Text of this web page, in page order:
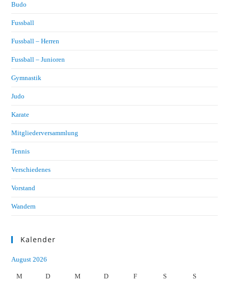
Budo
Fussball
Fussball – Herren
Fussball – Junioren
Gymnastik
Judo
Karate
Mitgliederversammlung
Tennis
Verschiedenes
Vorstand
Wandern
Kalender
August 2026
M D M D F S S